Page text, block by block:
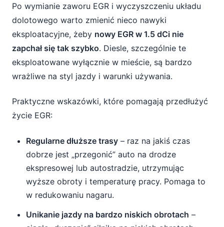
Po wymianie zaworu EGR i wyczyszczeniu układu
dolotowego warto zmienić nieco nawyki
eksploatacyjne, żeby nowy EGR w 1.5 dCi nie
zapchał się tak szybko. Diesle, szczególnie te
eksploatowane wyłącznie w mieście, są bardzo
wrażliwe na styl jazdy i warunki używania.
Praktyczne wskazówki, które pomagają przedłużyć
życie EGR:
Regularne dłuższe trasy – raz na jakiś czas
dobrze jest „przegonić” auto na drodze
ekspresowej lub autostradzie, utrzymując
wyższe obroty i temperaturę pracy. Pomaga to
w redukowaniu nagaru.
Unikanie jazdy na bardzo niskich obrotach –